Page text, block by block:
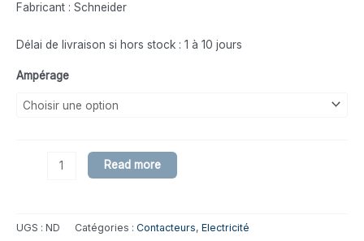
Fabricant : Schneider
Délai de livraison si hors stock : 1 à 10 jours
Ampérage
Read more
UGS : ND Catégories : Contacteurs, Electricité